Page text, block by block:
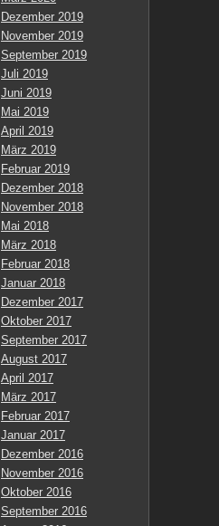
Dezember 2019
November 2019
September 2019
Juli 2019
Juni 2019
Mai 2019
April 2019
März 2019
Februar 2019
Dezember 2018
November 2018
Mai 2018
März 2018
Februar 2018
Januar 2018
Dezember 2017
Oktober 2017
September 2017
August 2017
April 2017
März 2017
Februar 2017
Januar 2017
Dezember 2016
November 2016
Oktober 2016
September 2016